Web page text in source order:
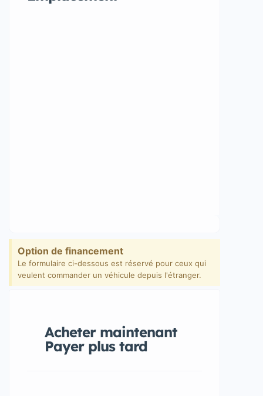
Option de financement
Le formulaire ci-dessous est réservé pour ceux qui
veulent commander un véhicule depuis l'étranger.
Acheter maintenant
Payer plus tard